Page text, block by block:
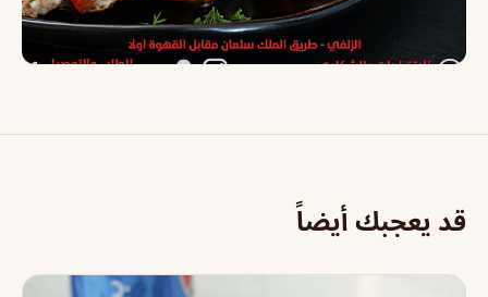
قد يعجبك أيضاً